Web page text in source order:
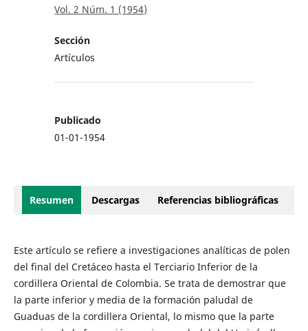
Vol. 2 Núm. 1 (1954)
Sección
Artículos
Publicado
01-01-1954
Resumen Descargas Referencias bibliográficas
Este artículo se refiere a investigaciones analíticas de polen
del final del Cretáceo hasta el Terciario Inferior de la
cordillera Oriental de Colombia. Se trata de demostrar que
la parte inferior y media de la formación paludal de
Guaduas de la cordillera Oriental, lo mismo que la parte